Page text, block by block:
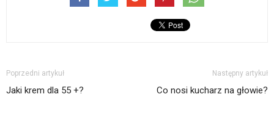
Poprzedni artykuł
Jaki krem dla 55 +?
Następny artykuł
Co nosi kucharz na głowie?